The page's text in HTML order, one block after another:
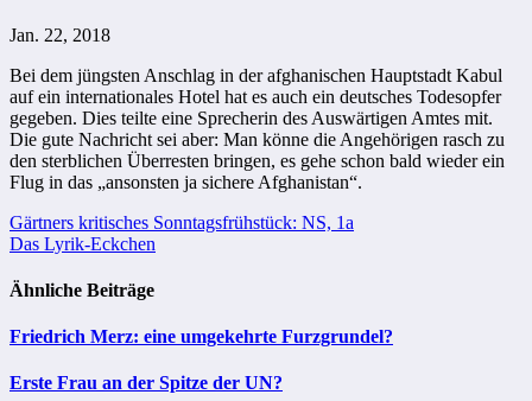
Jan. 22, 2018
Bei dem jüngsten Anschlag in der afghanischen Hauptstadt Kabul
auf ein internationales Hotel hat es auch ein deutsches Todesopfer
gegeben. Dies teilte eine Sprecherin des Auswärtigen Amtes mit.
Die gute Nachricht sei aber: Man könne die Angehörigen rasch zu
den sterblichen Überresten bringen, es gehe schon bald wieder ein
Flug in das „ansonsten ja sichere Afghanistan“.
Beitragsnavigation
Gärtners kritisches Sonntagsfrühstück: NS, 1a
Das Lyrik-Eckchen
Ähnliche Beiträge
Friedrich Merz: eine umgekehrte Furzgrundel?
Erste Frau an der Spitze der UN?